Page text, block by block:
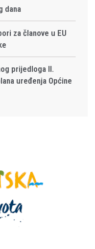
dana
za članove u EU
prijedloga II.
uređenja Općine